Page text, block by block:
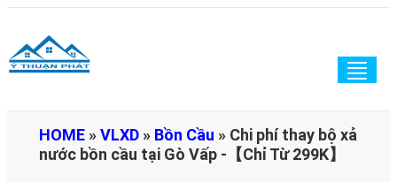
HOME »VLXD » Bồn Cầu » Chi phí thay bộ xả
nước bồn cầu tại Gò Vấp -【Chỉ Từ 299K】